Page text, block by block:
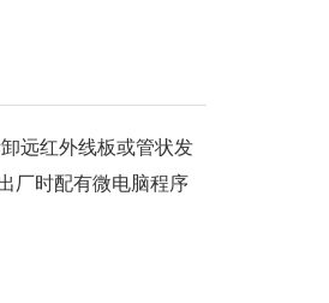
远红外线板或管状发
厂时配有微电脑程序